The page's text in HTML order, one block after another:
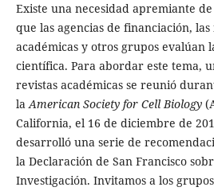
Existe una necesidad apremiante
que las agencias de financiación,
académicas y otros grupos evalúan
científica. Para abordar este tema,
revistas académicas se reunió
laAmerican Society for Cell Biology
California, el 16 de diciembre de
desarrolló una serie de
la Declaración de San Francisco
Investigación. Invitamos a los